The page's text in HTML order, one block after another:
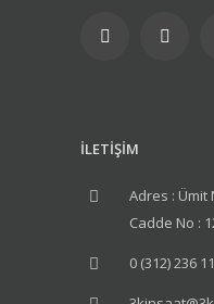
İLETİŞİM
Adres : Ümit
Cadde No :
0 (312) 236